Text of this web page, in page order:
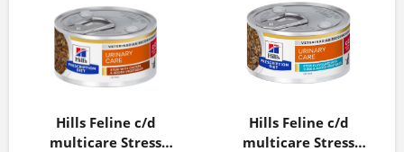
Hills Feline c/d
multicare Stress
Hills Feline c/d
multicare Stress